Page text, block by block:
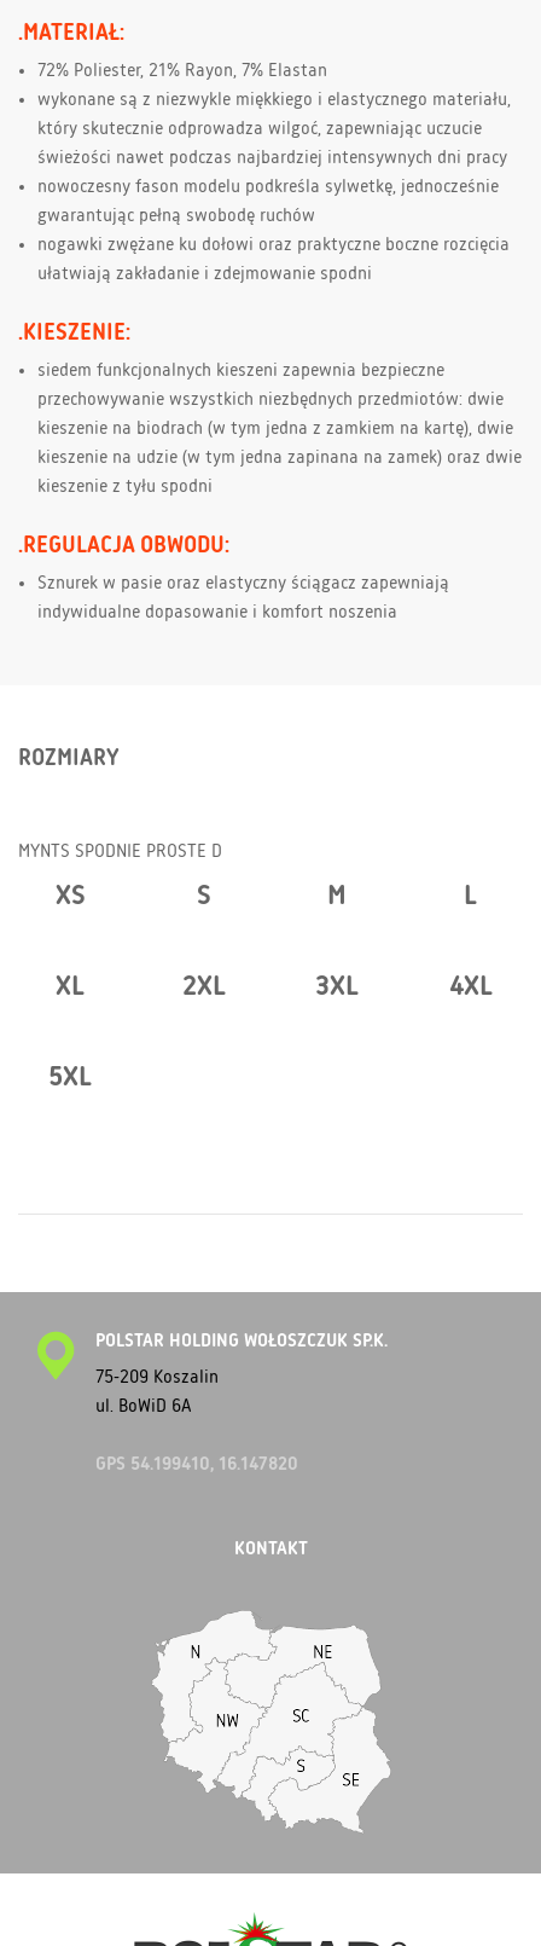
.MATERIAŁ:
72% Poliester, 21% Rayon, 7% Elastan
wykonane są z niezwykle miękkiego i elastycznego materiału,
który skutecznie odprowadza wilgoć, zapewniając uczucie
świeżości nawet podczas najbardziej intensywnych dni pracy
nowoczesny fason modelu podkreśla sylwetkę, jednocześnie
gwarantując pełną swobodę ruchów
nogawki zwężane ku dołowi oraz praktyczne boczne rozcięcia
ułatwiają zakładanie i zdejmowanie spodni
.KIESZENIE:
siedem funkcjonalnych kieszeni zapewnia bezpieczne
przechowywanie wszystkich niezbędnych przedmiotów: dwie
kieszenie na biodrach (w tym jedna z zamkiem na kartę), dwie
kieszenie na udzie (w tym jedna zapinana na zamek) oraz dwie
kieszenie z tyłu spodni
.REGULACJA OBWODU:
Sznurek w pasie oraz elastyczny ściągacz zapewniają
indywidualne dopasowanie i komfort noszenia
ROZMIARY
MYNTS SPODNIE PROSTE D
XS S M L
XL 2XL 3XL 4XL
5XL
POLSTAR HOLDING WOŁOSZCZUK SP.K.
75-209 Koszalin
ul. BoWiD 6A
GPS 54.199410, 16.147820
KONTAKT